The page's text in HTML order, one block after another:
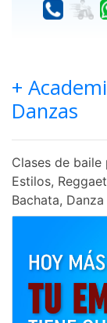
+
Danzas
Clases de
Estilos,
Bachata,